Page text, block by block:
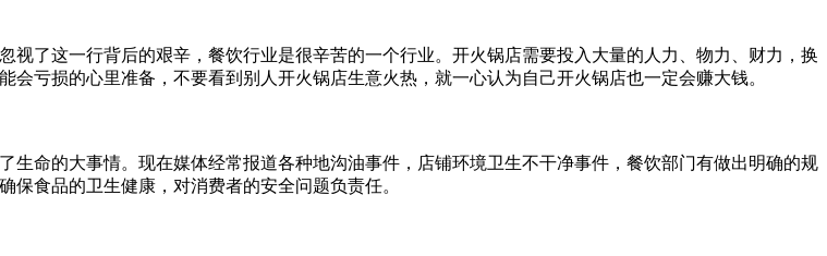
了这一行背后的艰辛，餐饮行业是很辛苦的一个行业。开火锅店需要投入大量的人力、物力、财力，换
亏损的心里准备，不要看到别人开火锅店生意火热，就一心认为自己开火锅店也一定会赚大钱。
命的大事情。现在媒体经常报道各种地沟油事件，店铺环境卫生不干净事件，餐饮部门有做出明确的规
食品的卫生健康，对消费者的安全问题负责任。